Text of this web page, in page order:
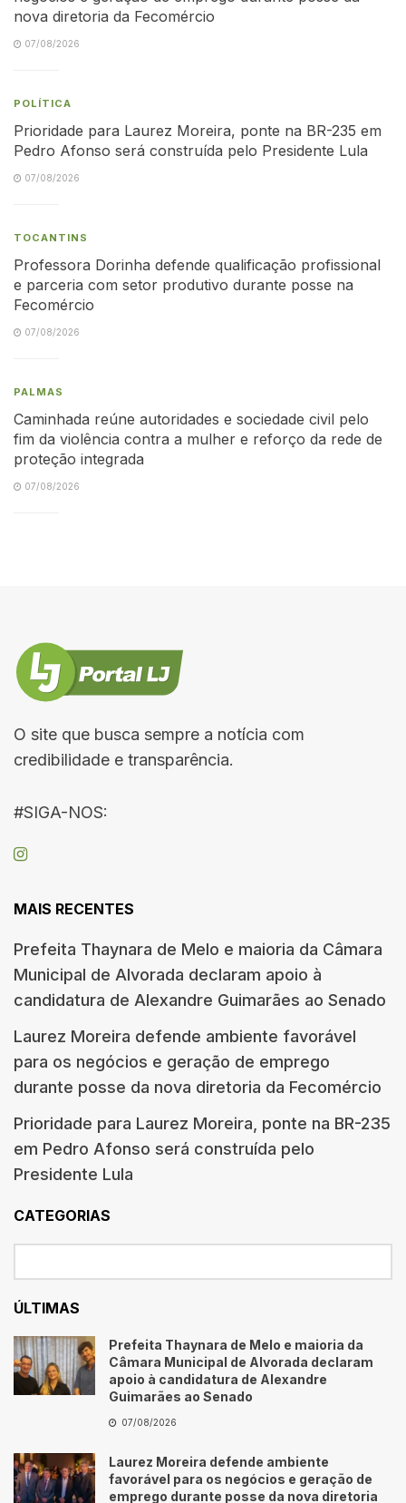
nova diretoria da Fecomércio
07/08/2026
POLÍTICA
Prioridade para Laurez Moreira, ponte na BR-235 em
Pedro Afonso será construída pelo Presidente Lula
07/08/2026
TOCANTINS
Professora Dorinha defende qualificação profissional
e parceria com setor produtivo durante posse na
Fecomércio
07/08/2026
PALMAS
Caminhada reúne autoridades e sociedade civil pelo
fim da violência contra a mulher e reforço da rede de
proteção integrada
07/08/2026
O site que busca sempre a notícia com
credibilidade e transparência.
#SIGA-NOS:
MAIS RECENTES
Prefeita Thaynara de Melo e maioria da Câmara
Municipal de Alvorada declaram apoio à
candidatura de Alexandre Guimarães ao Senado
Laurez Moreira defende ambiente favorável
para os negócios e geração de emprego
durante posse da nova diretoria da Fecomércio
Prioridade para Laurez Moreira, ponte na BR-235
em Pedro Afonso será construída pelo
Presidente Lula
CATEGORIAS
ÚLTIMAS
Prefeita Thaynara de Melo e maioria da
Câmara Municipal de Alvorada declaram
apoio à candidatura de Alexandre
Guimarães ao Senado
07/08/2026
Laurez Moreira defende ambiente
favorável para os negócios e geração de
emprego durante posse da nova diretoria